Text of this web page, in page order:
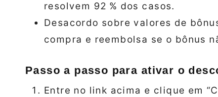
resolvem 92 % dos casos.
Desacordo sobre valores de
compra e reembolsa se o bônus
Passo a passo para ativar o
Entre no link acima e clique em